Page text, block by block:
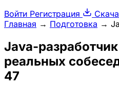
Войти Регистрация
Главная → Подготовка →
Java-разработчик
реальных
47